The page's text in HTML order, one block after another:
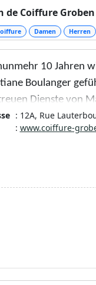
de Coiffure Groben
Damen Herren
10 Jahren
Boulanger
Dienste von
einer
: 12A, Rue
: www.coiffure-